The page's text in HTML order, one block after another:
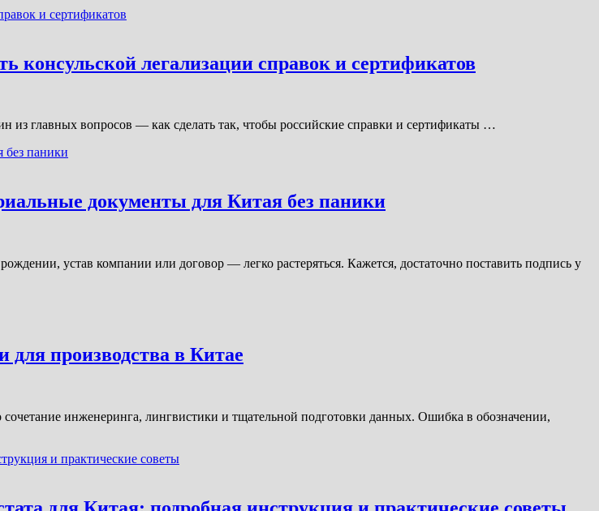
консульской легализации справок и сертификатов
из главных вопросов — как сделать так, чтобы российские справки и сертификаты …
документы для Китая без паники
устав компании или договор — легко растеряться. Кажется, достаточно поставить подпись у
производства в Китае
инженеринга, лингвистики и тщательной подготовки данных. Ошибка в обозначении,